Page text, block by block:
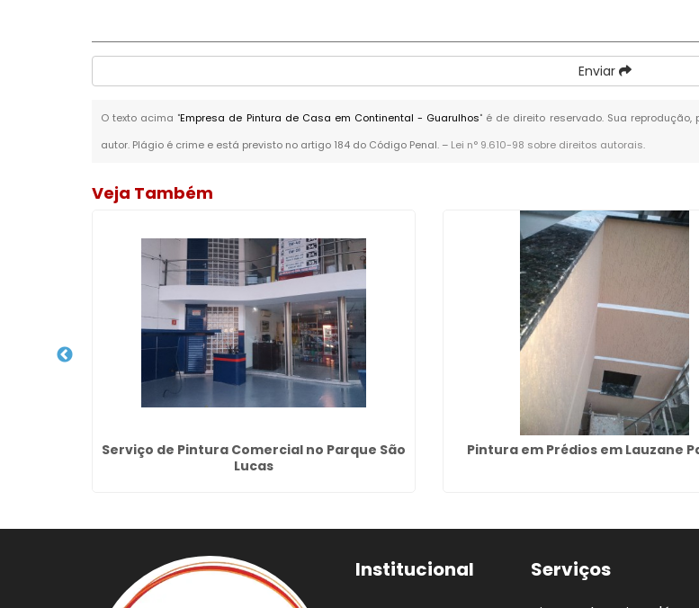
Enviar
O texto acima "Empresa de Pintura de Casa em Continental - Guarulhos" é de direito reservado. Sua
autor. Plágio é crime e está previsto no artigo 184 do Código Penal. – Lei n° 9.610-98 sobre direitos autorais.
Veja Também
Serviço de Pintura Comercial no Parque São
Lucas
Pintura em Prédios em Lauzane
Institucional Serviços